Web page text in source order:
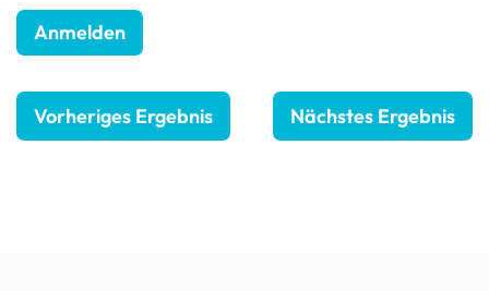
Vorheriges Ergebnis Nächstes Ergebnis